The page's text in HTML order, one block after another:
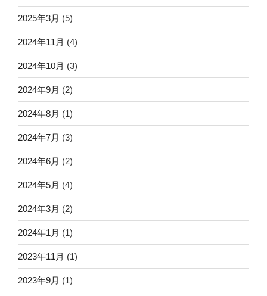
2025年3月 (5)
2024年11月 (4)
2024年10月 (3)
2024年9月 (2)
2024年8月 (1)
2024年7月 (3)
2024年6月 (2)
2024年5月 (4)
2024年3月 (2)
2024年1月 (1)
2023年11月 (1)
2023年9月 (1)